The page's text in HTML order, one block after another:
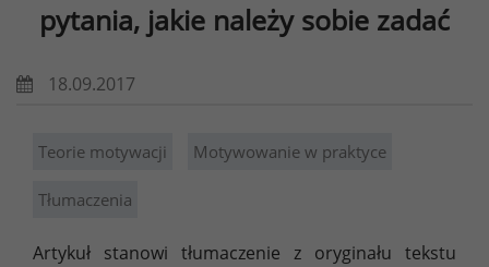
pytania, jakie należy sobie zadać
18.09.2017
Teorie motywacji Motywowanie w praktyce
Tłumaczenia
Artykuł stanowi tłumaczenie z oryginału tekstu